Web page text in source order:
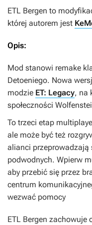
ETL Bergen to
której autorem jest
Opis:
Mod stanowi remake
Detoeniego. Nowa
modzie ET: Legacy, na
społeczności
To trzeci etap
ale może być też
alianci przeprowadzają
podwodnych. Wpierw
aby przebić się przez
centrum
wezwać pomocy
ETL Bergen zachowuje